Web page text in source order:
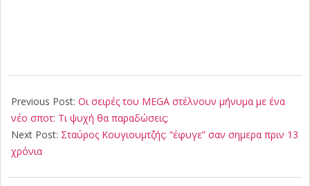
03-
12
Previous Post: Οι σειρές του MEGA στέλνουν μήνυμα με ένα
νέο σποτ: Τι ψυχή θα παραδώσεις;
Next Post: Σταύρος Κουγιουμτζής: “έφυγε” σαν σημερα πριν 13
χρόνια